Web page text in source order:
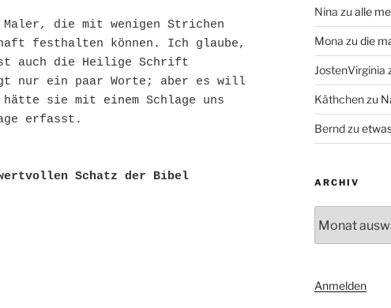
Maler, die mit wenigen Strichen
festhalten können. Ich glaube,
auch die Heilige Schrift
nur ein paar Worte; aber es will
sie mit einem Schlage uns
erfasst.
Schatz der Bibel
Nina zu alle
Mona zu die
JostenVirginia
Käthchenzu
Berndzu
ARCHIV
Anmelden